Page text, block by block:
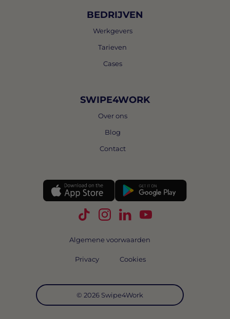
BEDRIJVEN
Werkgevers
Tarieven
Cases
SWIPE4WORK
Over ons
Blog
Contact
Volg Swipe4Work op TikTok
Volg Swipe4Work op
Volg Swipe4Work op
Volg Swipe4Work
© 2026 Swipe4Work
Algemene voorwaarden
Privacy Cookies